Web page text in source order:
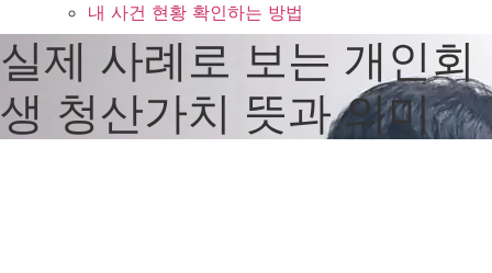
내 사건 현황 확인하는 방법
실제 사례로 보는 개인회
생 청산가치 뜻과 의미